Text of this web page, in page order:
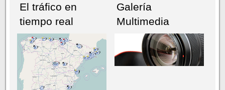
NÚMERO ACTUALHEMEROTECA
El tráfico en
tiempo real
Galería
Multimedia